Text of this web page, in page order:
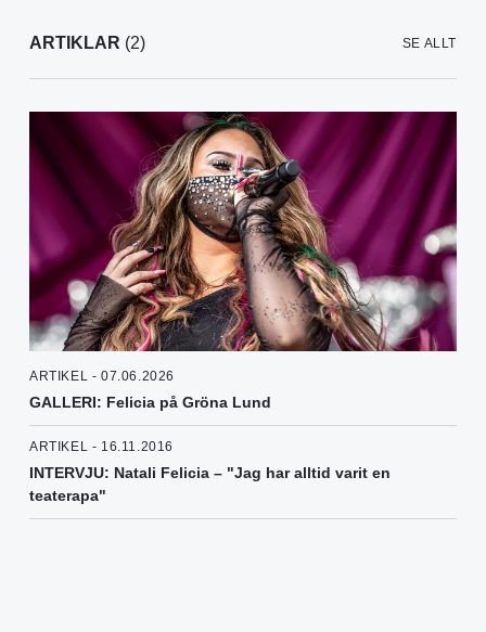
ARTIKLAR (2) SE ALLT
ARTIKEL - 07.06.2026
GALLERI: Felicia på Gröna Lund
ARTIKEL - 16.11.2016
INTERVJU: Natali Felicia – "Jag har alltid varit en
teaterapa"